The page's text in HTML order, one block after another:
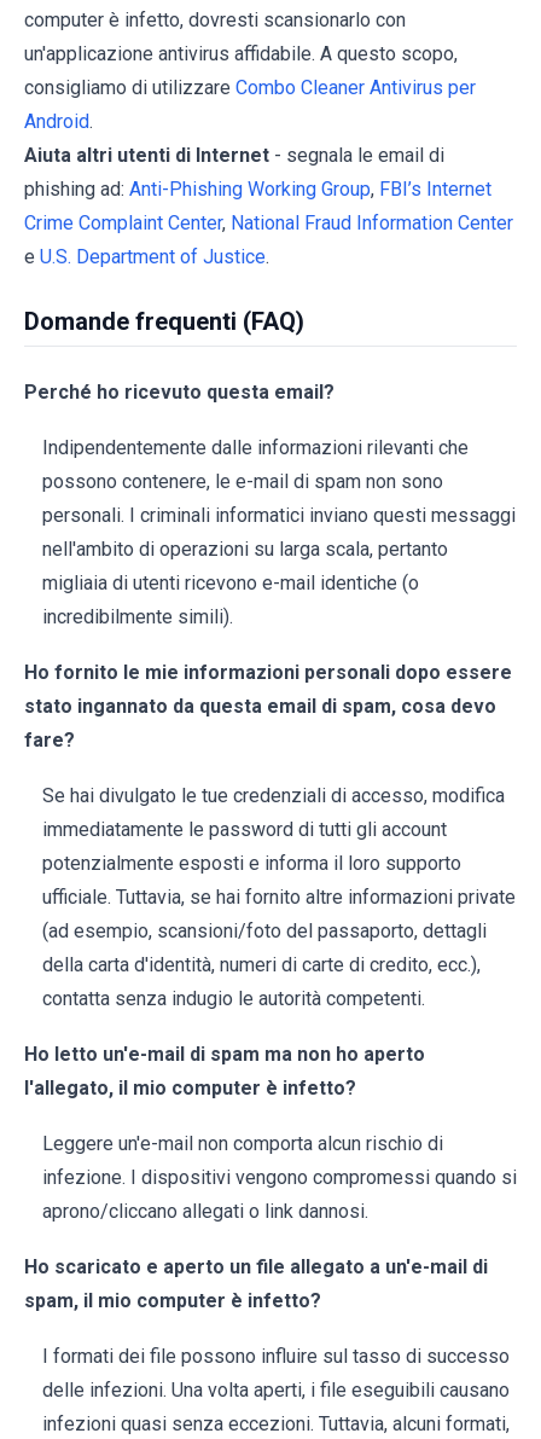
computer è infetto, dovresti scansionarlo con
un'applicazione antivirus affidabile. A questo scopo,
consigliamo di utilizzare Combo Cleaner Antivirus per
Android.
Aiuta altri utenti di Internet - segnala le email di
phishing ad: Anti-Phishing Working Group, FBI’s Internet
Crime Complaint Center, National Fraud Information Center
e U.S. Department of Justice.
Domande frequenti (FAQ)
Perché ho ricevuto questa email?
Indipendentemente dalle informazioni rilevanti che
possono contenere, le e-mail di spam non sono
personali. I criminali informatici inviano questi messaggi
nell'ambito di operazioni su larga scala, pertanto
migliaia di utenti ricevono e-mail identiche (o
incredibilmente simili).
Ho fornito le mie informazioni personali dopo essere
stato ingannato da questa email di spam, cosa devo
fare?
Se hai divulgato le tue credenziali di accesso, modifica
immediatamente le password di tutti gli account
potenzialmente esposti e informa il loro supporto
ufficiale. Tuttavia, se hai fornito altre informazioni private
(ad esempio, scansioni/foto del passaporto, dettagli
della carta d'identità, numeri di carte di credito, ecc.),
contatta senza indugio le autorità competenti.
Ho letto un'e-mail di spam ma non ho aperto
l'allegato, il mio computer è infetto?
Leggere un'e-mail non comporta alcun rischio di
infezione. I dispositivi vengono compromessi quando si
aprono/cliccano allegati o link dannosi.
Ho scaricato e aperto un file allegato a un'e-mail di
spam, il mio computer è infetto?
I formati dei file possono influire sul tasso di successo
delle infezioni. Una volta aperti, i file eseguibili causano
infezioni quasi senza eccezioni. Tuttavia, alcuni formati,